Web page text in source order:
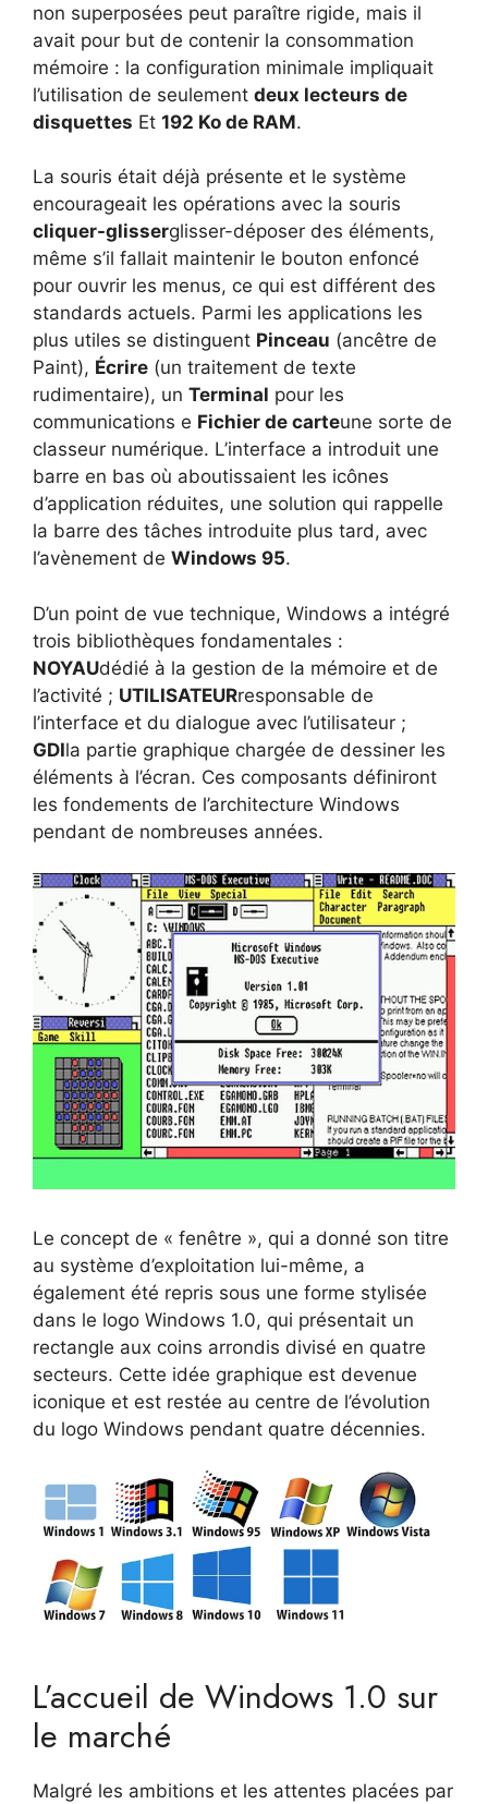
non superposées peut paraître rigide, mais il
avait pour but de contenir la consommation
mémoire : la configuration minimale impliquait
l’utilisation de seulement deux lecteurs de
disquettes Et 192 Ko de RAM.
La souris était déjà présente et le système
encourageait les opérations avec la souris
cliquer-glisserglisser-déposer des éléments,
même s’il fallait maintenir le bouton enfoncé
pour ouvrir les menus, ce qui est différent des
standards actuels. Parmi les applications les
plus utiles se distinguent Pinceau (ancêtre de
Paint), Écrire (un traitement de texte
rudimentaire), un Terminal pour les
communications e Fichier de carteune sorte de
classeur numérique. L’interface a introduit une
barre en bas où aboutissaient les icônes
d’application réduites, une solution qui rappelle
la barre des tâches introduite plus tard, avec
l’avènement de Windows 95.
D’un point de vue technique, Windows a intégré
trois bibliothèques fondamentales :
NOYAUdédié à la gestion de la mémoire et de
l’activité ; UTILISATEURresponsable de
l’interface et du dialogue avec l’utilisateur ;
GDIla partie graphique chargée de dessiner les
éléments à l’écran. Ces composants définiront
les fondements de l’architecture Windows
pendant de nombreuses années.
Le concept de « fenêtre », qui a donné son titre
au système d’exploitation lui-même, a
également été repris sous une forme stylisée
dans le logo Windows 1.0, qui présentait un
rectangle aux coins arrondis divisé en quatre
secteurs. Cette idée graphique est devenue
iconique et est restée au centre de l’évolution
du logo Windows pendant quatre décennies.
L’accueil de Windows 1.0 sur
le marché
Malgré les ambitions et les attentes placées par